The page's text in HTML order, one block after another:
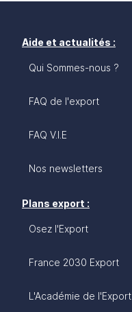
Aide et actualités :
Qui Sommes-nous ?
FAQ de l'export
FAQ V.I.E
Nos newsletters
Plans export :
Osez l'Export
France 2030 Export
L'Académie de l'Export